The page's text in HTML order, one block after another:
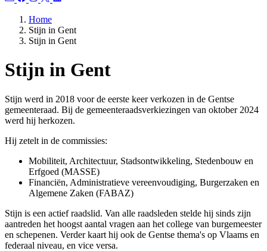
Home
Stijn in Gent
Stijn in Gent
Stijn in Gent
Stijn werd in 2018 voor de eerste keer verkozen in de Gentse
gemeenteraad. Bij de gemeenteraadsverkiezingen van oktober 2024
werd hij herkozen.
Hij zetelt in de commissies:
Mobiliteit, Architectuur, Stadsontwikkeling, Stedenbouw en
Erfgoed (MASSE)
Financiën, Administratieve vereenvoudiging, Burgerzaken en
Algemene Zaken (FABAZ)
Stijn is een actief raadslid. Van alle raadsleden stelde hij sinds zijn
aantreden het hoogst aantal vragen aan het college van burgemeester
en schepenen. Verder kaart hij ook de Gentse thema's op Vlaams en
federaal niveau, en vice versa.